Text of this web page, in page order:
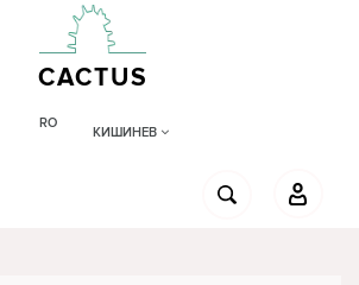
CACTUS
RO
КИШИНЕВ